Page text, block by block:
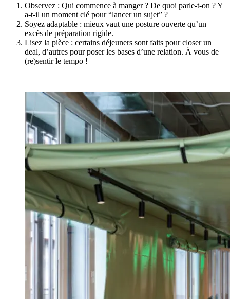
Observez : Qui commence à manger ? De quoi parle-t-on ? Y
a-t-il un moment clé pour “lancer un sujet” ?
Soyez adaptable : mieux vaut une posture ouverte qu’un
excès de préparation rigide.
Lisez la pièce : certains déjeuners sont faits pour closer un
deal, d’autres pour poser les bases d’une relation. À vous de
(re)sentir le tempo !